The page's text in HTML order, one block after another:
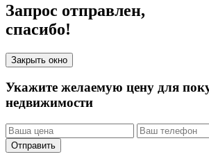
Запрос отправлен,
спасибо!
Закрыть окно
Укажите желаемую цену для
недвижимости
Отправить